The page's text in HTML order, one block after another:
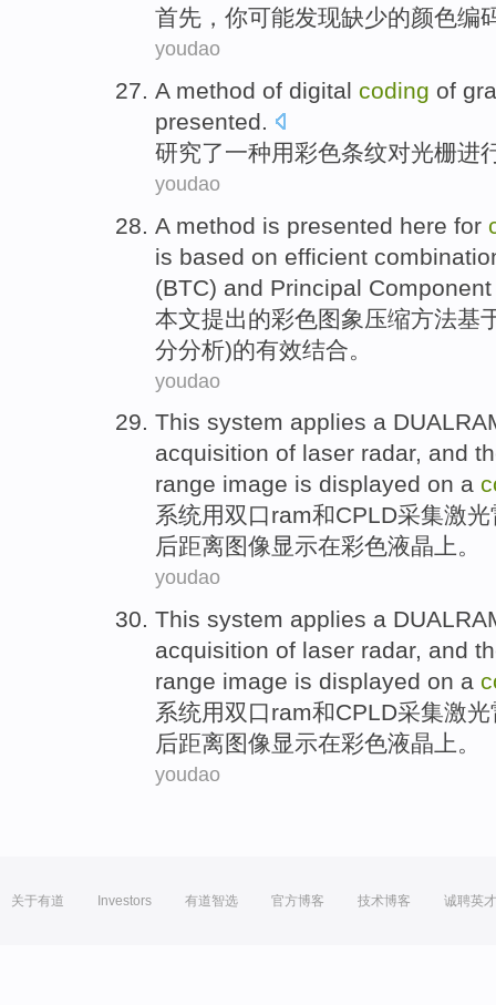
首先 ， 你可能发现缺少的颜色编
youdao
A method of digital coding of
presented.
研究了一种用彩色条纹对光栅进
youdao
A method is presented here for
is based on efficient
(BTC) and Principal Component
本文提出的彩色图象 压缩方法基
分分析)的有效结合 。
youdao
This system applies a
acquisition of laser radar, and
range image is displayed on a
系统用双口ram和CPLD采集激光
后距离图像显示在彩色液晶上。
youdao
This system applies a
acquisition of laser radar, and
range image is displayed on a
系统用双口ram和CPLD采集激光
后距离图像显示在彩色液晶上。
youdao
关于有道 Investors 有道智选 官方博客 技术博客 诚聘英才